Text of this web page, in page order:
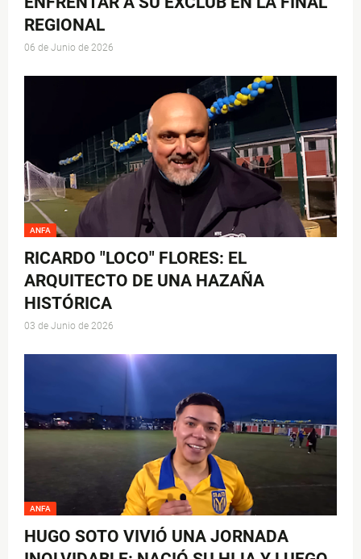
REGIONAL
06 de Junio de 2026
ANFA
RICARDO "LOCO" FLORES: EL
ARQUITECTO DE UNA HAZAÑA
HISTÓRICA
03 de Junio de 2026
ANFA
HUGO SOTO VIVIÓ UNA JORNADA